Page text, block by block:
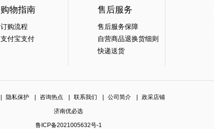
购物指南
订购流程
支付宝支付
售后服务
售后服务保障
自营商品退换货细则
快递送货
隐私保护 咨询热点 联系我们 公司简介 政采店铺
济南优必选
鲁ICP备2021005632号-1